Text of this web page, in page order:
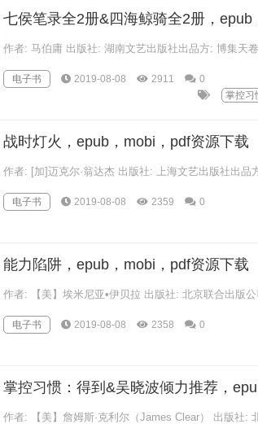
七侯笔录全2册&四海鲸骑全2册，epub
作者: 马伯庸 出版社: 湖南文艺出版社出品方: 博集天
电子书 2019-08-08 2911
0
掌控习
战时灯火，epub，mobi，pdf资源下载
作者: [加]迈克尔·翁达杰 出版社: 上海文艺出版社出品
电子书 2019-08-08 2359 0
能力陷阱，epub，mobi，pdf资源下载
作者: 【美】埃米尼亚•伊贝拉 出版社: 北京联合出版
电子书 2019-08-08 2358 0
掌控习惯：得到&吴晓波倾力推荐，
作者: 【美】詹姆斯·克利尔（James Clear） 出版社: